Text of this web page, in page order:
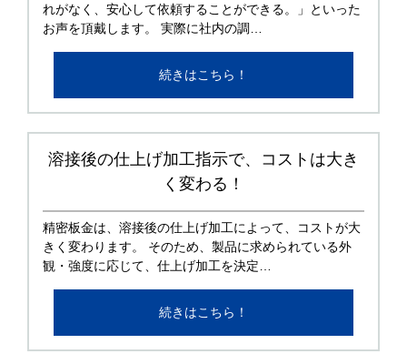
れがなく、安心して依頼することができる。」といった
お声を頂戴します。 実際に社内の調…
続きはこちら！
溶接後の仕上げ加工指示で、コストは大き
く変わる！
精密板金は、溶接後の仕上げ加工によって、コストが大
きく変わります。 そのため、製品に求められている外
観・強度に応じて、仕上げ加工を決定…
続きはこちら！